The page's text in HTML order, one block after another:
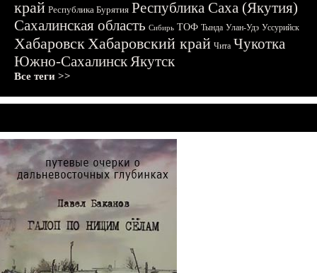
край Республика Бурятия Республика Саха (Якутия)
Сахалинская область Сибирь ТОФ Тында Улан-Удэ Уссурийск
ХабаровскХабаровский край Чита Чукотка
Южно-СахалинскЯкутск
Все теги >>